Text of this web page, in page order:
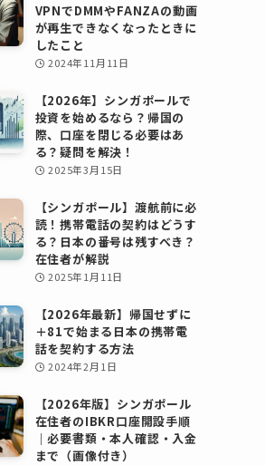
VPNでDMMやFANZAの動画
が再生できなくなったときに
したこと
2024年11月11日
【2026年】シンガポールで
投資を始めるなら？帰国の
際、口座を閉じる必要はあ
る？疑問を解決！
2025年3月15日
【シンガポール】渡航前に必
読！携帯電話の契約はどうす
る？日本の番号は残すべき？
在住者が解説
2025年1月11日
【2026年最新】帰国せずに
＋81で始まる日本の携帯電
話を契約する方法
2024年2月1日
【2026年版】シンガポール
在住者のIBKR口座開設手順
｜必要書類・本人確認・入金
まで（画像付き）